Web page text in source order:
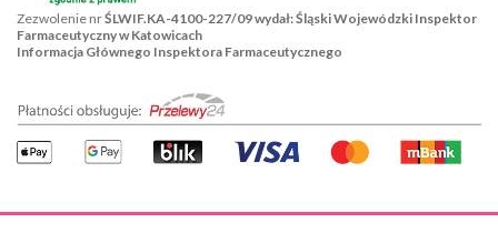
Zezwolenie nrŚLWIF.KA-4100-227/09 wydał: Śląski Wojewódzki Inspektor
Farmaceutyczny w Katowicach
Informacja Głównego Inspektora Farmaceutycznego